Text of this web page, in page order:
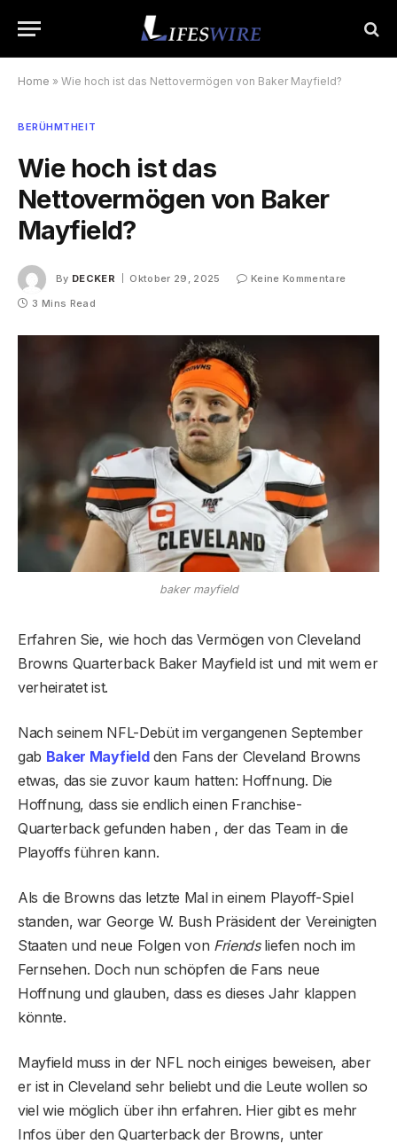
Home » Wie hoch ist das Nettovermögen von Baker Mayfield?
BERÜHMTHEIT
Wie hoch ist das
Nettovermögen von Baker
Mayfield?
By DECKER Oktober 29, 2025
Keine Kommentare
3 Mins Read
baker mayfield
Erfahren Sie, wie hoch das Vermögen von Cleveland
Browns Quarterback Baker Mayfield ist und mit wem er
verheiratet ist.
Nach seinem NFL-Debüt im vergangenen September
gab Baker Mayfieldden Fans der Cleveland Browns
etwas, das sie zuvor kaum hatten: Hoffnung. Die
Hoffnung, dass sie endlich einen Franchise-
Quarterback gefunden haben , der das Team in die
Playoffs führen kann.
Als die Browns das letzte Mal in einem Playoff-Spiel
standen, war George W. Bush Präsident der Vereinigten
Staaten und neue Folgen von Friendsliefen noch im
Fernsehen. Doch nun schöpfen die Fans neue
Hoffnung und glauben, dass es dieses Jahr klappen
könnte.
Mayfield muss in der NFL noch einiges beweisen, aber
er ist in Cleveland sehr beliebt und die Leute wollen so
viel wie möglich über ihn erfahren. Hier gibt es mehr
Infos über den Quarterback der Browns, unter